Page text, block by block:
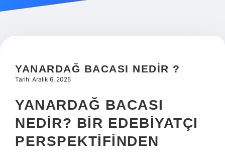
Hakkımızda
YANARDAĞ BACASI NEDIR ?
Tarih: Aralık 6, 2025
YANARDAĞ BACASI
NEDIR? BIR EDEBIYATÇI
PERSPEKTIFINDEN